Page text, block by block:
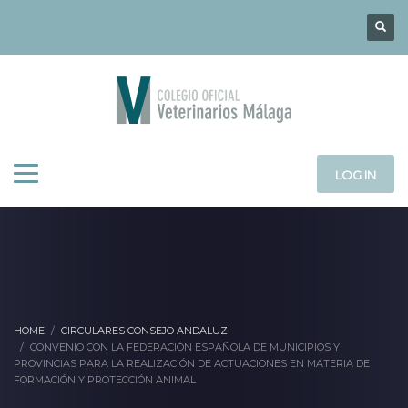
LOG IN
HOME
CIRCULARES CONSEJO ANDALUZ
CONVENIO CON LA FEDERACIÓN ESPAÑOLA DE MUNICIPIOS Y
PROVINCIAS PARA LA REALIZACIÓN DE ACTUACIONES EN MATERIA DE
FORMACIÓN Y PROTECCIÓN ANIMAL